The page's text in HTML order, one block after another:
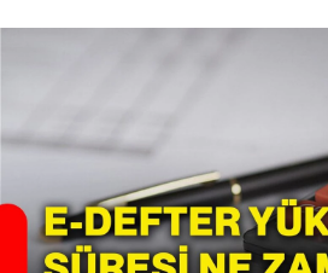
SPOR
11:11 MANŞET